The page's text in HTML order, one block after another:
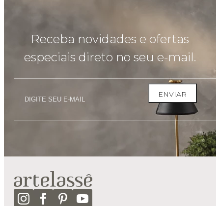
Receba novidades e ofertas
especiais direto no seu e-mail.
ENVIAR